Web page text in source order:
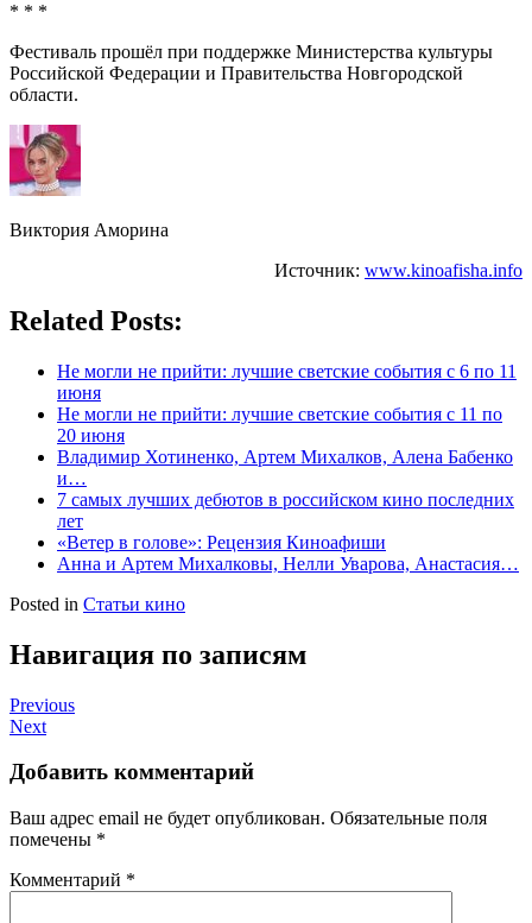
* * *
Фестиваль прошёл при поддержке Министерства культуры
Российской Федерации и Правительства Новгородской
области.
Виктория Аморина
Источник: www.kinoafisha.info
Related Posts:
Не могли не прийти: лучшие светские события с 6 по 11
июня
Не могли не прийти: лучшие светские события с 11 по
20 июня
Владимир Хотиненко, Артем Михалков, Алена Бабенко
и…
7 самых лучших дебютов в российском кино последних
лет
«Ветер в голове»: Рецензия Киноафиши
Анна и Артем Михалковы, Нелли Уварова, Анастасия…
Posted in Статьи кино
Навигация по записям
Previous
Next
Добавить комментарий
Ваш адрес email не будет опубликован. Обязательные поля
помечены *
Комментарий *